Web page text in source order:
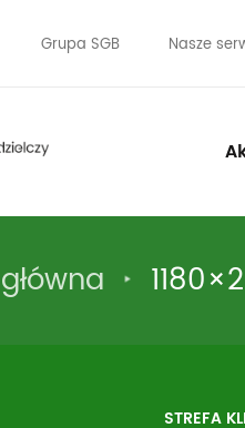
Grupa SGB Nasze
STREFA